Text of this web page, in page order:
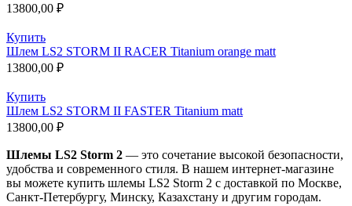
13800,00 ₽
Купить
Шлем LS2 STORM II RACER Titanium orange matt
13800,00 ₽
Купить
Шлем LS2 STORM II FASTER Titanium matt
13800,00 ₽
Шлемы LS2 Storm 2 — это сочетание высокой безопасности,
удобства и современного стиля. В нашем интернет-магазине
вы можете купить шлемы LS2 Storm 2 с доставкой по Москве,
Санкт-Петербургу, Минску, Казахстану и другим городам.